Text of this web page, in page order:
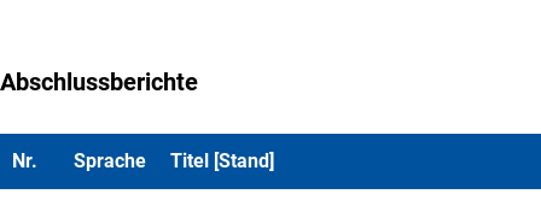
Abschlussberichte
Nr. Sprache Titel [Stand]